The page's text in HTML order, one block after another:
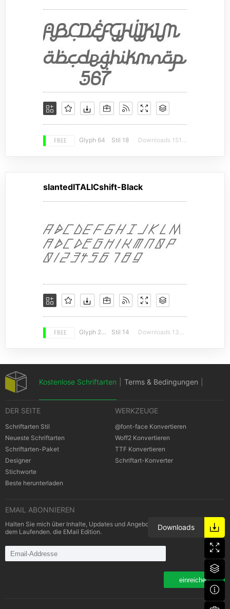
FREE Glyph 64 Stil 18 Downloads 15153
slantedITALICshift-Black
FREE Glyph 294 Stil 14 Downloads 13706
Downloads
Kostenlose Schriftarten Terms & Bedingungen
Cookies Bestimmungen | Urheberrechte
DER SEITE
Schriftarten Stil
Neueste Schriftarten
Schriftarten-Paket
Designer
Stichworte
Beste herunterladen
WERKZEUGE
@font-face Konvertieren
Woff2 Konvertieren
TTF Konvertieren
Schriftart-Konverter
EMAIL ABONNIEREN
Halten Sie mich über Inhalte, Updates und Angebote von Schriftarten auf
dem Laufenden. die EMail Edition.
einreichen